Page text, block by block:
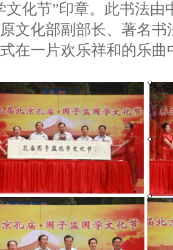
文化节”印章。此书法
文化部副部长、著名
在一片欢乐祥和的乐曲